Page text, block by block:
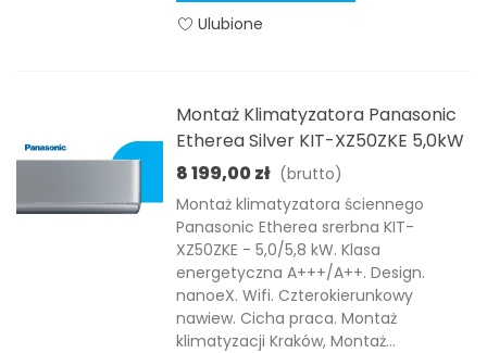
Ulubione
Montaż Klimatyzatora Panasonic
Etherea Silver KIT-XZ50ZKE 5,0kW
8 199,00 zł (brutto)
Montaż klimatyzatora ściennego
Panasonic Etherea srerbna KIT-
XZ50ZKE - 5,0/5,8 kW. Klasa
energetyczna A+++/A++. Design.
nanoeX. Wifi. Czterokierunkowy
nawiew. Cicha praca. Montaż
klimatyzacji Kraków, Montaż...